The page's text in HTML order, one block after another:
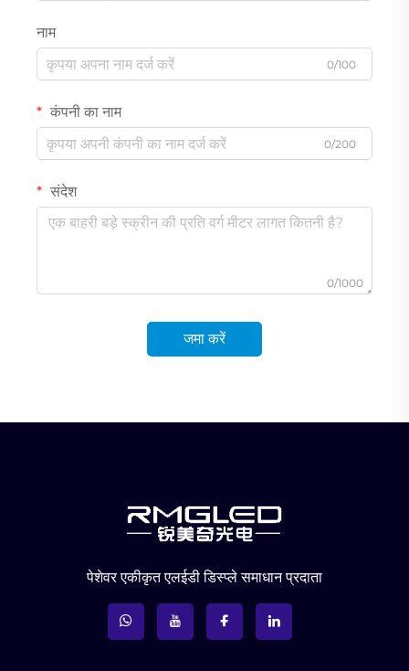
नाम
0/100
कंपनी का नाम
0/200
संदेश
0/1000
जमा करें
पेशेवर एकीकृत एलईडी डिस्प्ले समाधान प्रदाता